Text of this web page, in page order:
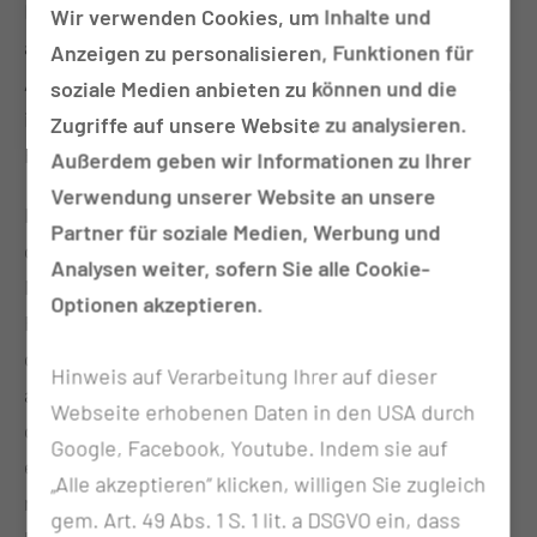
Medizinphysikerinnen und Medizinphysiker in fast
allen Bereichen der Medizin, wo sie als Partner der
Ärztinnen und Ärzte arbeiten. Am offensichtlichsten
ist diese Zusammenarbeit in der Strahlentherapie,
Röntgendiagnostik und Nuklearmedizin.
In der Abteilung Medizinische Strahlenphysik sind
derzeit sechs Medizinphysikexperten beschäftigt.
Neben den Aufgaben in der Klinik für
Radioonkologie und Strahlentherapie übernimmt
die Abteilung für Medizinische Strahlenphysik
außerdem die physikalisch-technische Betreuung
des Instituts für Radiologie und der
entsprechenden MVZ. Auch für externe
radiologische Kliniken und Praxen kann die
Wir verwenden Cookies, um Inhalte und
Anzeigen zu personalisieren, Funktionen für
soziale Medien anbieten zu können und die
Zugriffe auf unsere Website zu analysieren.
Außerdem geben wir Informationen zu Ihrer
Verwendung unserer Website an unsere
Partner für soziale Medien, Werbung und
Analysen weiter, sofern Sie alle Cookie-
Optionen akzeptieren.
Hinweis auf Verarbeitung Ihrer auf dieser
Webseite erhobenen Daten in den USA durch
Google, Facebook, Youtube. Indem sie auf
„Alle akzeptieren“ klicken, willigen Sie zugleich
gem. Art. 49 Abs. 1 S. 1 lit. a DSGVO ein, dass